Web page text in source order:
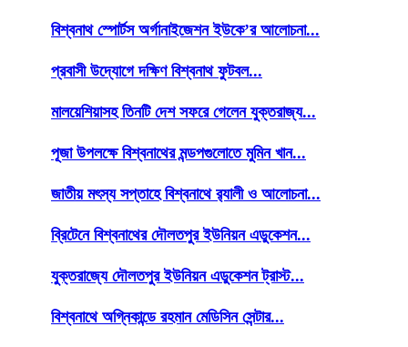
বিশ্বনাথ স্পোর্টস অর্গানাইজেশন ইউকে’র আলোচনা...
প্রবাসী উদ্যোগে দক্ষিণ বিশ্বনাথ ফুটবল...
মালয়েশিয়াসহ তিনটি দেশ সফরে গেলেন যুক্তরাজ্য...
পূজা উপলক্ষে বিশ্বনাথের মন্ডপগুলোতে মুমিন খান...
জাতীয় মৎস্য সপ্তাহে বিশ্বনাথে র‌্যালী ও আলোচনা...
ব্রিটেনে বিশ্বনাথের দৌলতপুর ইউনিয়ন এডুকেশন...
যুক্তরাজ্যে দৌলতপুর ইউনিয়ন এডুকেশন ট্রাস্ট...
বিশ্বনাথে অগ্নিকান্ডে রহমান মেডিসিন সেন্টার...